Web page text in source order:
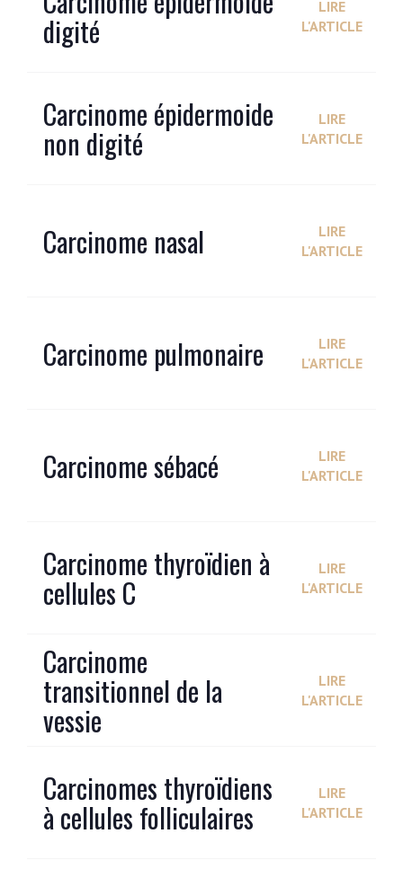
digité
LIRE
L'ARTICLE
Carcinome épidermoide
non digité
LIRE
L'ARTICLE
Carcinome nasal
LIRE
L'ARTICLE
Carcinome pulmonaire
LIRE
L'ARTICLE
Carcinome sébacé
LIRE
L'ARTICLE
Carcinome thyroïdien à
cellules C
LIRE
L'ARTICLE
Carcinome
transitionnel de la
vessie
LIRE
L'ARTICLE
Carcinomes thyroïdiens
à cellules folliculaires
LIRE
L'ARTICLE